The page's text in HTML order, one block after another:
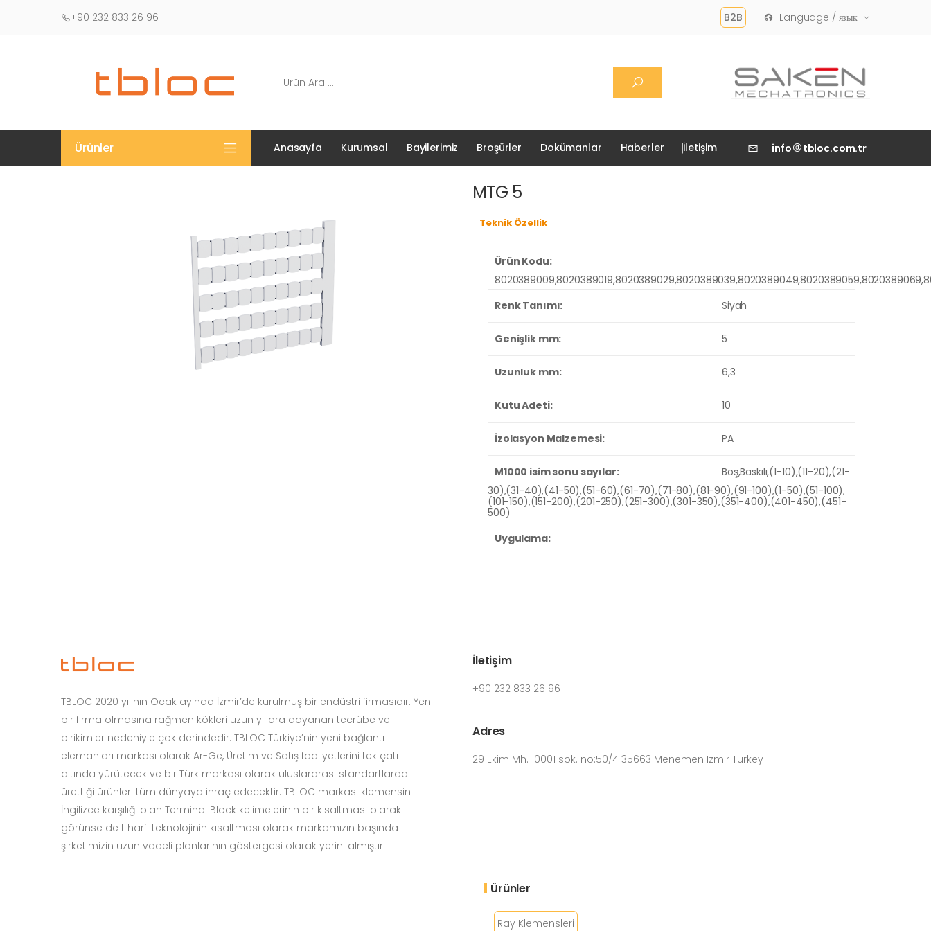
+90 232 833 26 96 B2B Language / язык
Ürünler Anasayfa Kurumsal Bayilerimiz Broşürler Dokümanlar Haberler İletişim info tbloc.com.tr
MTG 5
Teknik Özellik
Ürün Kodu:
Renk Tanımı:
Siyah
Genişlik mm: 5
Uzunluk mm: 6,3
Kutu Adeti: 10
İzolasyon Malzemesi: PA
M1000 isim sonu sayılar:
Boş,Baskılı,(1-10),(11-20),(21-
30),(31-40),(41-50),(51-60),(61-70),(71-80),(81-90),(91-100),(1-50),(51-100),
(101-150),(151-200),(201-250),(251-300),(301-350),(351-400),(401-450),(451-
500)
Uygulama:
TBLOC 2020 yılının Ocak ayında İzmir’de kurulmuş bir endüstri firmasıdır. Yeni
bir firma olmasına rağmen kökleri uzun yıllara dayanan tecrübe ve
birikimler nedeniyle çok derindedir. TBLOC Türkiye’nin yeni bağlantı
elemanları markası olarak Ar-Ge, Üretim ve Satış faaliyetlerini tek çatı
altında yürütecek ve bir Türk markası olarak uluslararası standartlarda
ürettiği ürünleri tüm dünyaya ihraç edecektir. TBLOC markası klemensin
İngilizce karşılığı olan Terminal Block kelimelerinin bir kısaltması olarak
görünse de t harfi teknolojinin kısaltması olarak markamızın başında
şirketimizin uzun vadeli planlarının göstergesi olarak yerini almıştır.
İletişim
+90 232 833 26 96
Adres
29 Ekim Mh. 10001 sok. no:50/4 35663 Menemen Izmir Turkey
Ürünler
Ray Klemensleri